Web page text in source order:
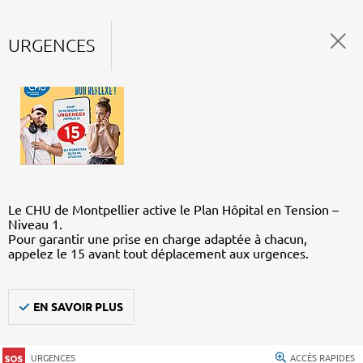
URGENCES
Le CHU de Montpellier active le Plan Hôpital en Tension –
Niveau 1.
Pour garantir une prise en charge adaptée à chacun,
appelez le 15 avant tout déplacement aux urgences.
EN SAVOIR PLUS
URGENCES ACCÈS RAPIDES